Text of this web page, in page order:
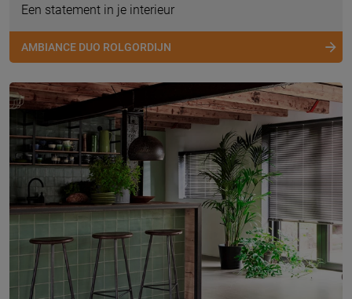
Een statement in je interieur
AMBIANCE DUO ROLGORDIJN